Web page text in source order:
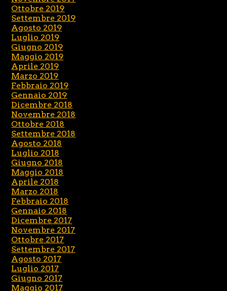
Ottobre 2019
Settembre 2019
Agosto 2019
Luglio 2019
Giugno 2019
Maggio 2019
Aprile 2019
Marzo 2019
Febbraio 2019
Gennaio 2019
Dicembre 2018
Novembre 2018
Ottobre 2018
Settembre 2018
Agosto 2018
Luglio 2018
Giugno 2018
Maggio 2018
Aprile 2018
Marzo 2018
Febbraio 2018
Gennaio 2018
Dicembre 2017
Novembre 2017
Ottobre 2017
Settembre 2017
Agosto 2017
Luglio 2017
Giugno 2017
Maggio 2017